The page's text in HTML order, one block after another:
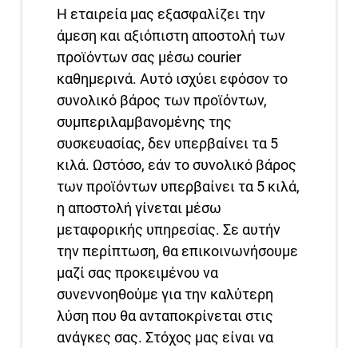
Η εταιρεία μας εξασφαλίζει την
άμεση και αξιόπιστη αποστολή των
προϊόντων σας μέσω courier
καθημερινά. Αυτό ισχύει εφόσον το
συνολικό βάρος των προϊόντων,
συμπεριλαμβανομένης της
συσκευασίας, δεν υπερβαίνει τα 5
κιλά. Ωστόσο, εάν το συνολικό βάρος
των προϊόντων υπερβαίνει τα 5 κιλά,
η αποστολή γίνεται μέσω
μεταφορικής υπηρεσίας. Σε αυτήν
την περίπτωση, θα επικοινωνήσουμε
μαζί σας προκειμένου να
συνεννοηθούμε για την καλύτερη
λύση που θα ανταποκρίνεται στις
ανάγκες σας. Στόχος μας είναι να